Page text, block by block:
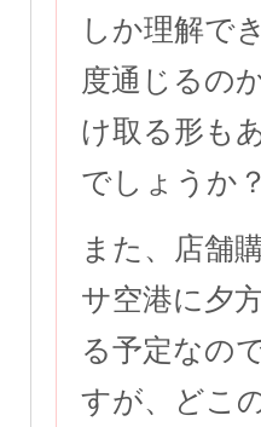
しか理解で
度通じるの
け取る形も
でしょうか
また、店舗
サ空港に夕
る予定なの
すが、どこ